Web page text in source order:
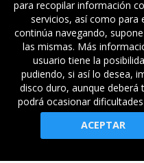
Visado de documentos
Ventanilla única
Políticas legales
© Gipuzkoako Industri
Oficial de Ingenieros
para recopilar información
servicios, así como para
continúa navegando,
las mismas. Más
usuario tiene la
pudiendo, si así lo desea,
disco duro, aunque deberá
podrá ocasionar
ACEPTAR